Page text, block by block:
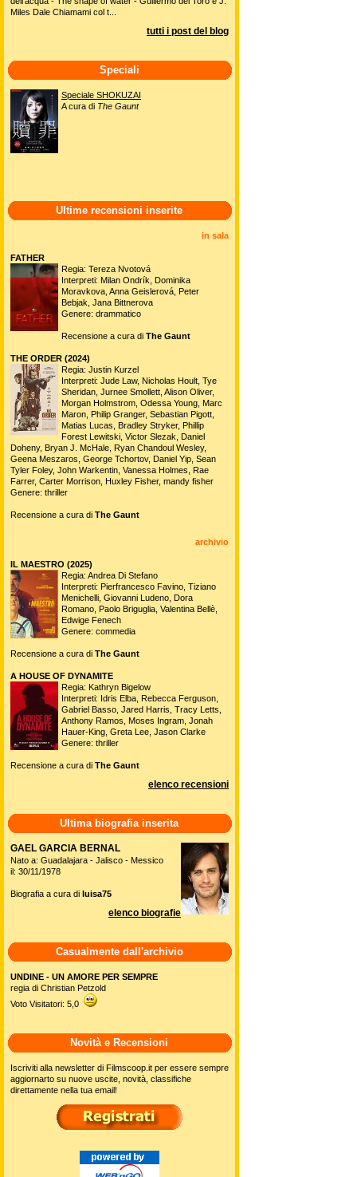
Miles Dale Chiamami col t...
tutti i post del blog
Speciali
Speciale SHOKUZAI
A cura di The Gaunt
Ultime recensioni inserite
in sala
FATHER
Regia: Tereza Nvotová
Interpreti: Milan Ondrík, Dominika
Moravkova, Anna Geislerová, Peter
Bebjak, Jana Bittnerova
Genere: drammatico
Recensione a cura di The Gaunt
THE ORDER (2024)
Regia: Justin Kurzel
Interpreti: Jude Law, Nicholas Hoult, Tye
Sheridan, Jurnee Smollett, Alison Oliver,
Morgan Holmstrom, Odessa Young, Marc
Maron, Philip Granger, Sebastian Pigott,
Matias Lucas, Bradley Stryker, Phillip
Forest Lewitski, Victor Slezak, Daniel
Doheny, Bryan J. McHale, Ryan Chandoul Wesley,
Geena Meszaros, George Tchortov, Daniel Yip, Sean
Tyler Foley, John Warkentin, Vanessa Holmes, Rae
Farrer, Carter Morrison, Huxley Fisher, mandy fisher
Genere: thriller
Recensione a cura di The Gaunt
archivio
IL MAESTRO (2025)
Regia: Andrea Di Stefano
Interpreti: Pierfrancesco Favino, Tiziano
Menichelli, Giovanni Ludeno, Dora
Romano, Paolo Briguglia, Valentina Bellè,
Edwige Fenech
Genere: commedia
Recensione a cura di The Gaunt
A HOUSE OF DYNAMITE
Regia: Kathryn Bigelow
Interpreti: Idris Elba, Rebecca Ferguson,
Gabriel Basso, Jared Harris, Tracy Letts,
Anthony Ramos, Moses Ingram, Jonah
Hauer-King, Greta Lee, Jason Clarke
Genere: thriller
Recensione a cura di The Gaunt
elenco recensioni
Ultima biografia inserita
GAEL GARCIA BERNAL
Nato a: Guadalajara - Jalisco - Messico
il: 30/11/1978
Biografia a cura di luisa75
elenco biografie
Casualmente dall'archivio
UNDINE - UN AMORE PER SEMPRE
regia di Christian Petzold
Voto Visitatori: 5,0
Novità e Recensioni
Iscriviti alla newsletter di Filmscoop.it per essere sempre
aggiornarto su nuove uscite, novità, classifiche
direttamente nella tua email!